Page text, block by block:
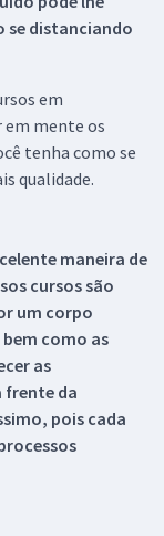
se distanciando
em
em mente os
tenha como se
qualidade.
maneira de
cursos são
um corpo
como as
as
frente da
pois cada